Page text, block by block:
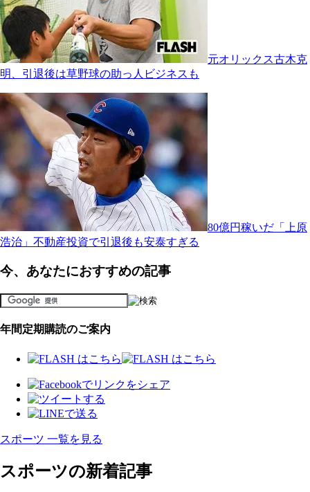
元オリックス古木克
明、引退後は草野球の助っ人ビジネスも
80億円稼いだ「上原
浩治」不動産投資で引退後も安泰すぎる
今、あなたにおすすめの記事
年間定期購読のご案内
スポーツ 一覧を見る
スポーツの新着記事